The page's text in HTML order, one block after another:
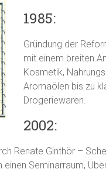
1985:
Gründung der
mit einem breiten
Kosmetik,
Aromaölen bis zu
Drogeriewaren.
2002:
Renate Ginthör –
einen Seminarraum,